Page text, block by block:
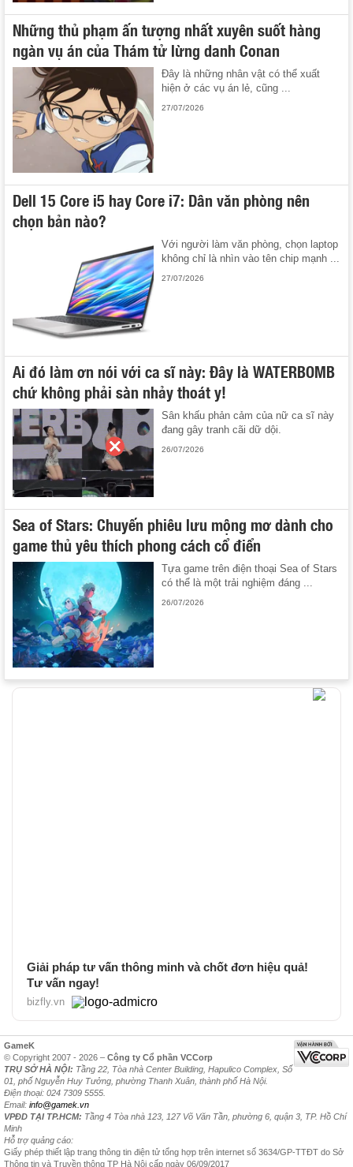
Những thủ phạm ấn tượng nhất xuyên suốt hàng
ngàn vụ án của Thám tử lừng danh Conan
Đây là những nhân vật có thể xuất
hiện ở các vụ án lẻ, cũng ...
27/07/2026
Dell 15 Core i5 hay Core i7: Dân văn phòng nên
chọn bản nào?
Với người làm văn phòng, chọn laptop
không chỉ là nhìn vào tên chip mạnh ...
27/07/2026
Ai đó làm ơn nói với ca sĩ này: Đây là WATERBOMB
chứ không phải sàn nhảy thoát y!
Sân khấu phản cảm của nữ ca sĩ này
đang gây tranh cãi dữ dội.
26/07/2026
Sea of Stars: Chuyến phiêu lưu mộng mơ dành cho
game thủ yêu thích phong cách cổ điển
Tựa game trên điện thoại Sea of Stars
có thể là một trải nghiệm đáng ...
26/07/2026
Giải pháp tư vấn thông minh và chốt đơn hiệu quả!
Tư vấn ngay!
bizfly.vn
GameK
© Copyright 2007 - 2026 – Công ty Cổ phần VCCorp
TRỤ SỞ HÀ NỘI: Tầng 22, Tòa nhà Center Building, Hapulico Complex, Số
01, phố Nguyễn Huy Tưởng, phường Thanh Xuân, thành phố Hà Nội.
Điện thoại: 024 7309 5555.
Email: info@gamek.vn
VPĐD TẠI TP.HCM: Tầng 4 Tòa nhà 123, 127 Võ Văn Tần, phường 6, quận 3, TP. Hồ Chí
Minh
Hỗ trợ quảng cáo:
Giấy phép thiết lập trang thông tin điện tử tổng hợp trên internet số 3634/GP-TTĐT do Sở
Thông tin và Truyền thông TP Hà Nội cấp ngày 06/09/2017